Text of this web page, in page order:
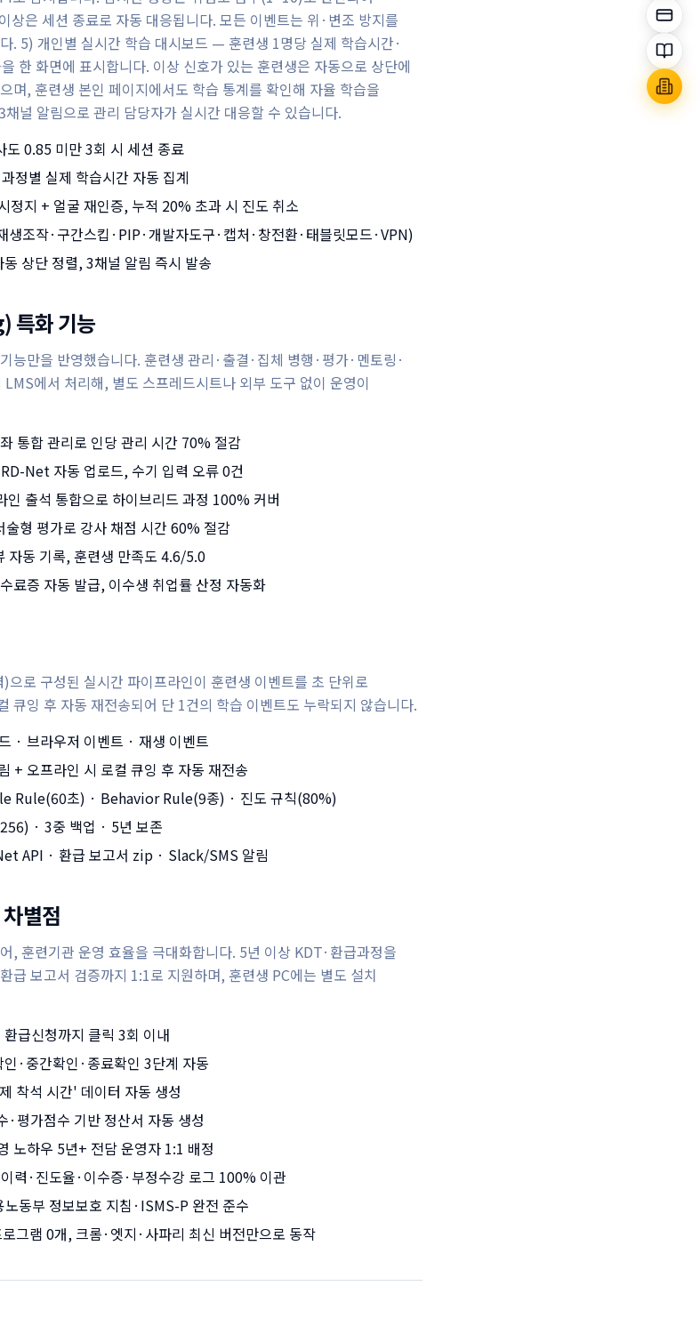
은 세션 종료로 자동 대응됩니다. 모든 이벤트는 위·변조 방지를
. 5) 개인별 실시간 학습 대시보드 — 훈련생 1명당 실제 학습시간·
한 화면에 표시합니다. 이상 신호가 있는 훈련생은 자동으로 상단에
며, 훈련생 본인 페이지에서도 학습 통계를 확인해 자율 학습을
널 알림으로 관리 담당자가 실시간 대응할 수 있습니다.
0.85 미만 3회 시 세션 종료
정별 실제 학습시간 자동 집계
지 + 얼굴 재인증, 누적 20% 초과 시 진도 취소
조작·구간스킵·PIP·개발자도구·캡처·창전환·태블릿모드·VPN)
상단 정렬, 3채널 알림 즉시 발송
화 기능
능만을 반영했습니다. 훈련생 관리·출결·집체 병행·평가·멘토링·
에서 처리해, 별도 스프레드시트나 외부 도구 없이 운영이
통합 관리로 인당 관리 시간 70% 절감
Net 자동 업로드, 수기 입력 오류 0건
출석 통합으로 하이브리드 과정 100% 커버
형 평가로 강사 채점 시간 60% 절감
동 기록, 훈련생 만족도 4.6/5.0
료증 자동 발급, 이수생 취업률 산정 자동화
로 구성된 실시간 파이프라인이 훈련생 이벤트를 초 단위로
큐잉 후 자동 재전송되어 단 1건의 학습 이벤트도 누락되지 않습니다.
· 브라우저 이벤트 · 재생 이벤트
오프라인 시 로컬 큐잉 후 자동 재전송
Rule(60초) · Behavior Rule(9종) · 진도 규칙(80%)
· 3중 백업 · 5년 보존
API · 환급 보고서 zip · Slack/SMS 알림
별점
, 훈련기관 운영 효율을 극대화합니다. 5년 이상 KDT·환급과정을
급 보고서 검증까지 1:1로 지원하며, 훈련생 PC에는 별도 설치
급신청까지 클릭 3회 이내
·중간확인·종료확인 3단계 자동
착석 시간' 데이터 자동 생성
평가점수 기반 정산서 자동 생성
노하우 5년+ 전담 운영자 1:1 배정
력·진도율·이수증·부정수강 로그 100% 이관
동부 정보보호 지침·ISMS-P 완전 준수
그램 0개, 크롬·엣지·사파리 최신 버전만으로 동작